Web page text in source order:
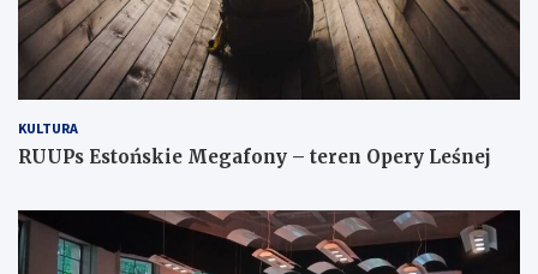
KULTURA
RUUPs Estońskie Megafony – teren Opery Leśnej